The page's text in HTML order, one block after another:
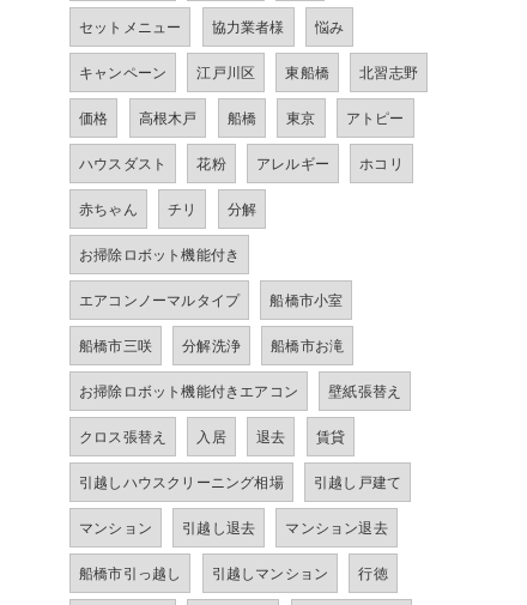
セットメニュー 協力業者様 悩み
キャンペーン 江戸川区 東船橋 北習志野
価格 高根木戸 船橋 東京 アトピー
ハウスダスト 花粉 アレルギー ホコリ
赤ちゃん チリ 分解
お掃除ロボット機能付き
エアコンノーマルタイプ 船橋市小室
船橋市三咲 分解洗浄 船橋市お滝
お掃除ロボット機能付きエアコン 壁紙張替え
クロス張替え 入居 退去 賃貸
引越しハウスクリーニング相場 引越し戸建て
マンション 引越し退去 マンション退去
船橋市引っ越し 引越しマンション 行徳